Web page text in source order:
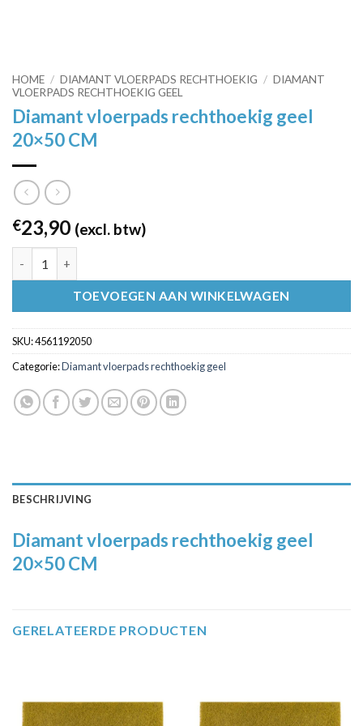
HOME / DIAMANT VLOERPADS RECHTHOEKIG / DIAMANT
VLOERPADS RECHTHOEKIG GEEL
Diamant vloerpads rechthoekig geel
20×50 CM
€23,90 (excl. btw)
TOEVOEGEN AAN WINKELWAGEN
SKU:4561192050
Categorie:Diamant vloerpads rechthoekig geel
BESCHRIJVING
Diamant vloerpads rechthoekig geel
20×50 CM
GERELATEERDE PRODUCTEN